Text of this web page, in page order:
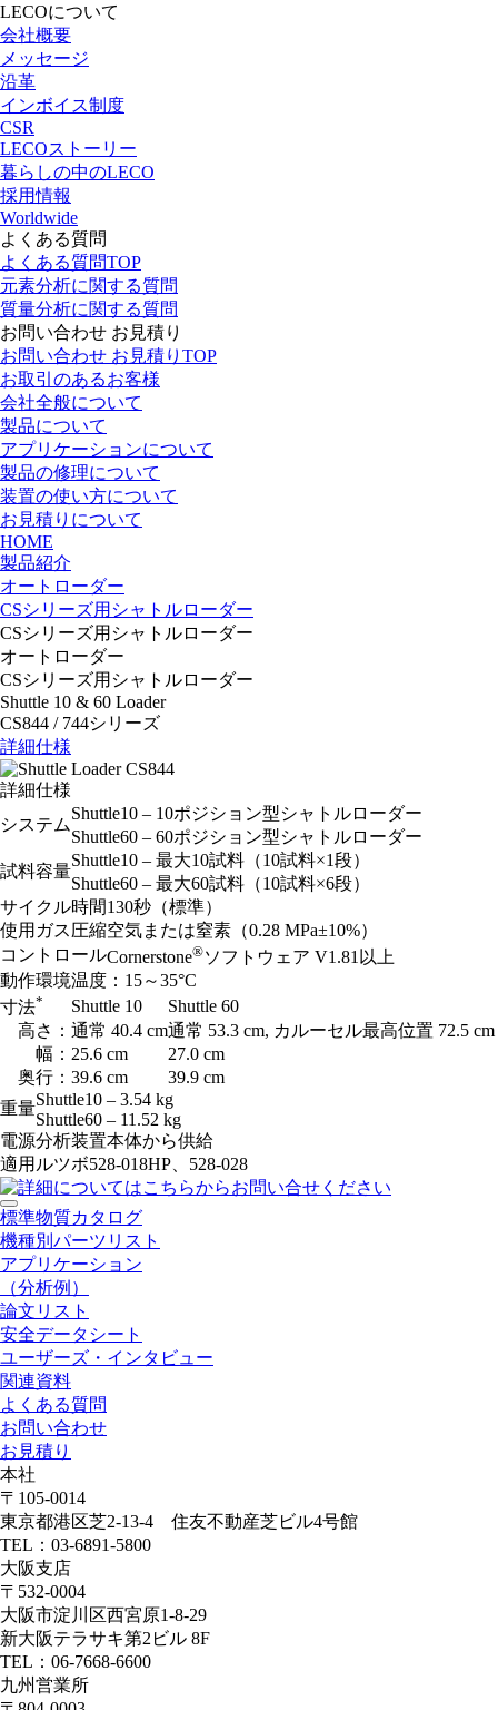
LECOについて
会社概要
メッセージ
沿革
インボイス制度
CSR
LECOストーリー
暮らしの中のLECO
採用情報
Worldwide
よくある質問
よくある質問TOP
元素分析に関する質問
質量分析に関する質問
お問い合わせ お見積り
お問い合わせ お見積りTOP
お取引のあるお客様
会社全般について
製品について
アプリケーションについて
製品の修理について
装置の使い方について
お見積りについて
HOME
製品紹介
オートローダー
CSシリーズ用シャトルローダー
CSシリーズ用シャトルローダー
オートローダー
CSシリーズ用シャトルローダー
Shuttle 10 & 60 Loader
CS844 / 744シリーズ
詳細仕様
詳細仕様
システム
Shuttle10 – 10ポジション型シャトルローダー
Shuttle60 – 60ポジション型シャトルローダー
試料容量
Shuttle10 – 最大10試料（10試料×1段）
Shuttle60 – 最大60試料（10試料×6段）
サイクル時間130秒（標準）
使用ガス圧縮空気または窒素（0.28 MPa±10%）
コントロールCornerstone®ソフトウェア V1.81以上
動作環境温度：15～35°C
寸法* Shuttle 10
Shuttle 60
高さ： 通常 40.4 cm通常 53.3 cm, カルーセル最高位置 72.5 cm
幅： 25.6 cm
27.0 cm
奥行： 39.6 cm
39.9 cm
重量Shuttle10 – 3.54 kg
Shuttle60 – 11.52 kg
電源分析装置本体から供給
適用ルツボ528-018HP、528-028
標準物質カタログ
機種別パーツリスト
アプリケーション
（分析例）
論文リスト
安全データシート
ユーザーズ・インタビュー
関連資料
よくある質問
お問い合わせ
お見積り
本社
〒105-0014
東京都港区芝2-13-4 住友不動産芝ビル4号館
TEL：03-6891-5800
大阪支店
〒532-0004
大阪市淀川区西宮原1-8-29
新大阪テラサキ第2ビル 8F
TEL：06-7668-6600
九州営業所